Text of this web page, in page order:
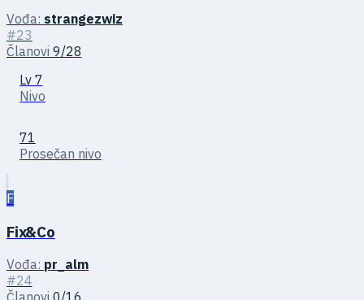
Vođa: strangezwiz
#23
Članovi 9/28
Lv 7
Nivo
71
Prosečan nivo
F
Fix&Co
Vođa: pr_alm
#24